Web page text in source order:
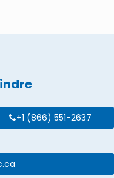
+1 (866) 551-2637